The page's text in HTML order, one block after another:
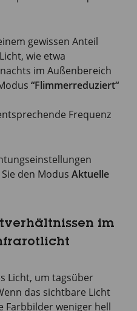
gewissen Anteil
wie etwa
im Außenbereich
“Flimmerreduziert“
Frequenz
den Modus Aktuelle
im
Licht, um tagsüber
das sichtbare Licht
Farbbilder weniger hell